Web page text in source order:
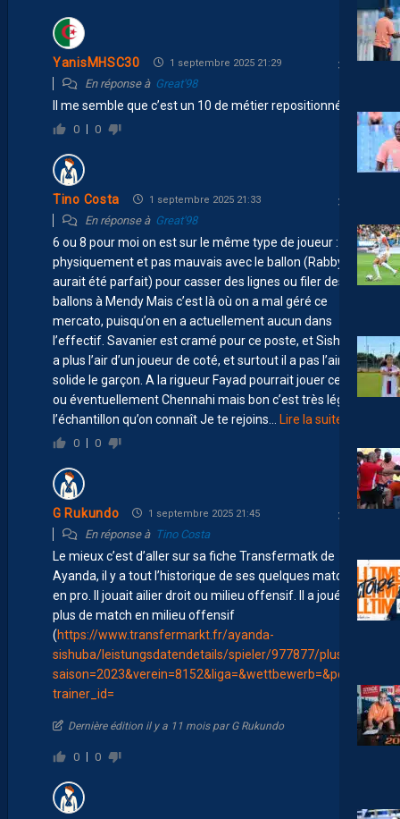
YanisMHSC30 1 septembre 2025 21:29
En réponse à Great'98
Il me semble que c’est un 10 de métier repositionné
0 0
Tino Costa 1 septembre 2025 21:33
En réponse à Great'98
6 ou 8 pour moi on est sur le même type de joueur : dur
physiquement et pas mauvais avec le ballon (Rabby
aurait été parfait) pour casser des lignes ou filer des
ballons à Mendy Mais c’est là où on a mal géré ce
mercato, puisqu’on en a actuellement aucun dans
l’effectif. Savanier est cramé pour ce poste, et Sishuba
a plus l’air d’un joueur de coté, et surtout il a pas l’air très
solide le garçon. A la rigueur Fayad pourrait jouer ce rôle
ou éventuellement Chennahi mais bon c’est très léger
l’échantillon qu’on connaît Je te rejoins
Lire la suite »
0 0
G Rukundo 1 septembre 2025 21:45
En réponse à Tino Costa
Le mieux c’est d’aller sur sa fiche Transfermatk de
Ayanda, il y a tout l’historique de ses quelques matchs
en pro. Il jouait ailier droit ou milieu offensif. Il a joué le
plus de match en milieu offensif
(https://www.transfermarkt.fr/ayanda-
sishuba/leistungsdatendetails/spieler/977877/plus/0?
saison=2023&verein=8152&liga=&wettbewerb=&pos=&
trainer_id=
Dernière édition il y a 11 mois par G Rukundo
0 0